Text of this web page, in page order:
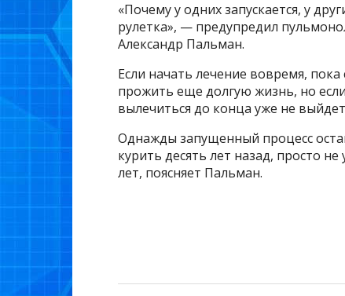
«Почему у одних запускается, у
рулетка», — предупредил
Александр Пальман.
Если начать лечение вовремя,
прожить еще долгую жизнь, но
вылечиться до конца уже не
Однажды запущенный процесс
курить десять лет назад, просто
лет, поясняет Пальман.